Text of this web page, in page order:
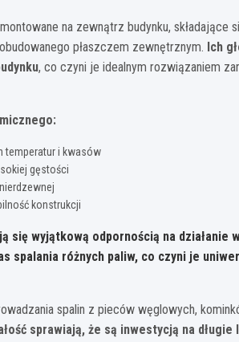
na zewnątrz budynku, składające
płaszczem zewnętrznym. Ich
, co czyni je idealnym rozwiązaniem
temperatur i kwasów
gęstości
konstrukcji
się wyjątkową odpornością na działanie
spalania różnych paliw, co czyni je
spalin z pieców węglowych,
sprawiają, że są inwestycją na długie